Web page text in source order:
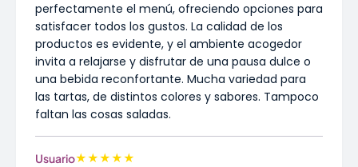
perfectamente el menú, ofreciendo opciones para
satisfacer todos los gustos. La calidad de los
productos es evidente, y el ambiente acogedor
invita a relajarse y disfrutar de una pausa dulce o
una bebida reconfortante. Mucha variedad para
las tartas, de distintos colores y sabores. Tampoco
faltan las cosas saladas.
Usuario★★★★★